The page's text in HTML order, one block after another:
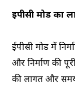
ईपीसी मोड का
ईपीसी मोड में
और निर्माण की
की लागत और समय